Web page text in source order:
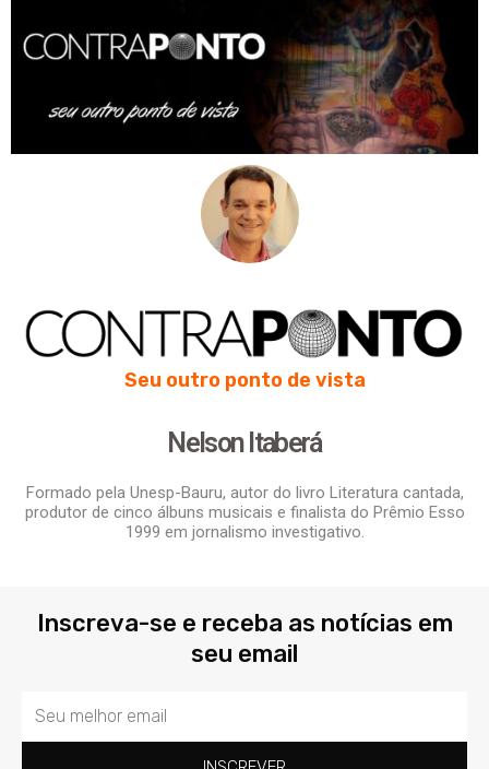
Seu outro ponto de vista
Nelson Itaberá
Formado pela Unesp-Bauru, autor do livro Literatura cantada,
produtor de cinco álbuns musicais e finalista do Prêmio Esso
1999 em jornalismo investigativo.
Inscreva-se e receba as notícias em
seu email
Email